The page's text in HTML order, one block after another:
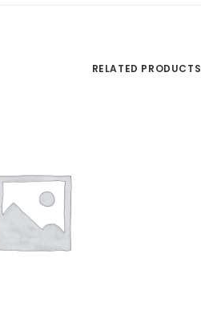
RELATED PRODUCTS